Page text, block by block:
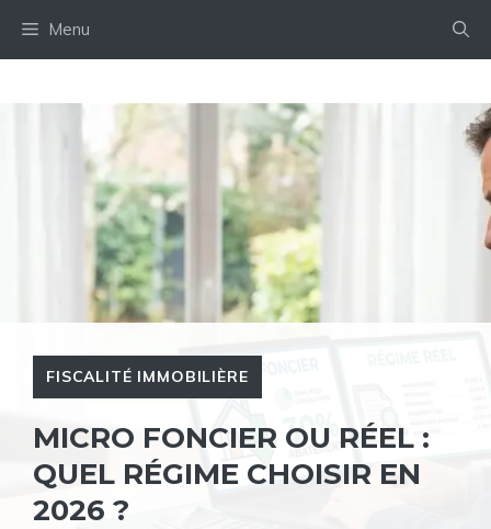
Menu
FISCALITÉ IMMOBILIÈRE
MICRO FONCIER OU RÉEL :
QUEL RÉGIME CHOISIR EN
2026 ?